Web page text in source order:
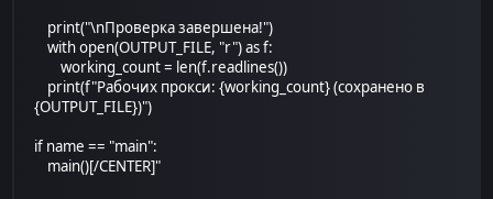
print("\nПроверка завершена!")
with open(OUTPUT_FILE, "r") as f:
working_count = len(f.readlines())
print(f"Рабочих прокси: {working_count} (сохранено в
{OUTPUT_FILE})")
if name == "main":
main()[/CENTER]"